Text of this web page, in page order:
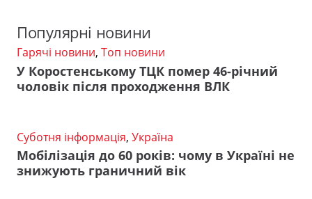
Популярні новини
Гарячі новини, Топ новини
У Коростенському ТЦК помер 46-річний
чоловік після проходження ВЛК
Суботня інформація, Україна
Мобілізація до 60 років: чому в Україні не
знижують граничний вік